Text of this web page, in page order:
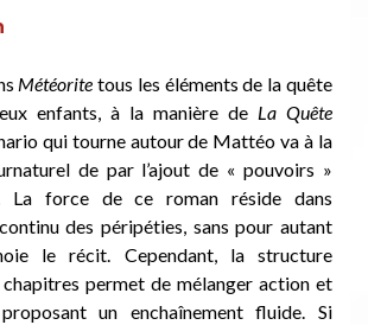
Météorite tous les éléments de la quête
enfants, à la manière de La Quête
qui tourne autour de Mattéo va à la
de par l’ajout de « pouvoirs »
La force de ce roman réside dans
continu des péripéties, sans pour autant
le récit. Cependant, la structure
permet de mélanger action et
un enchaînement fluide. Si